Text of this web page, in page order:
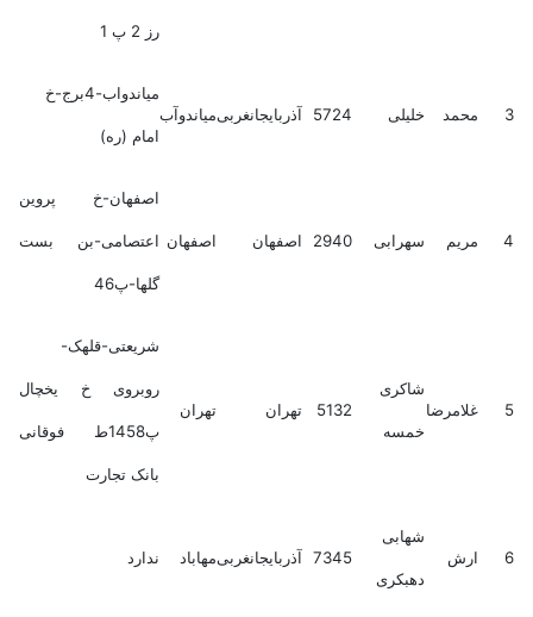
رز 2 پ 1
3 محمد خلیلی 5724 آذربایجانغربیمیاندوآب
میاندواب-4برج-خ
امام (ره)
4 مریم سهرابی 2940 اصفهان اصفهان
اصفهان-خ پروین
اعتصامی-بن بست
گلها-پ46
5 غلامرضا
شاکری
خمسه
5132 تهران تهران
شریعتی-قلهک-
روبروی خ یخچال
پ1458ط فوقانی
بانک تجارت
6 ارش
شهابی
دهبکری
7345 آذربایجانغربیمهاباد ندارد